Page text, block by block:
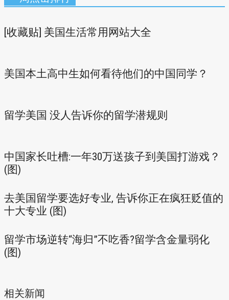
[收藏贴] 美国生活常用网站大全
美国本土高中生如何看待他们的中国同学？
留学美国 没人告诉你的留学潜规则
中国家长吐槽:一年30万送孩子到美国打游戏？
(图)
去美国留学要选好专业, 告诉你正在疯狂贬值的
十大专业 (图)
留学市场逆转“海归”不吃香?留学含金量弱化
(图)
相关新闻